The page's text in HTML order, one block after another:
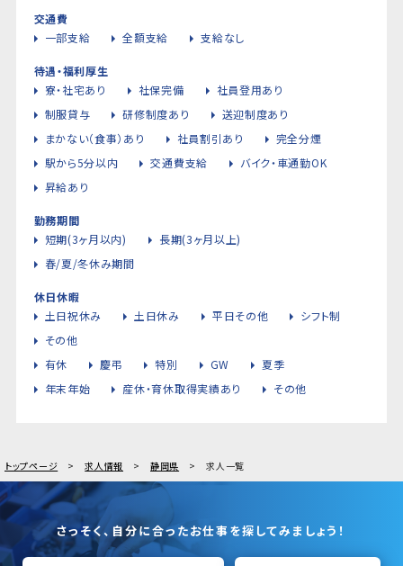
交通費
一部支給
全額支給 支給なし
待遇・福利厚生
寮・社宅あり
社保完備
社員登用あり
制服貸与
研修制度あり
送迎制度あり
まかない（食事）あり
社員割引あり
完全分煙
駅から5分以内
交通費支給
バイク・車通勤OK
昇給あり
勤務期間
短期(3ヶ月以内)
長期(3ヶ月以上)
春/夏/冬休み期間
休日休暇
土日祝休み
土日休み 平日その他
シフト制
その他
有休
慶弔 特別 GW
夏季
年末年始
産休・育休取得実績あり その他
トップページ 求人情報 静岡県 求人一覧
さっそく、自分に合ったお仕事を探してみましょう！